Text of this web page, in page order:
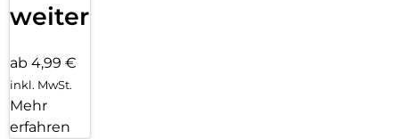
weiter
ab 4,99 €
inkl. MwSt.
Mehr
erfahren